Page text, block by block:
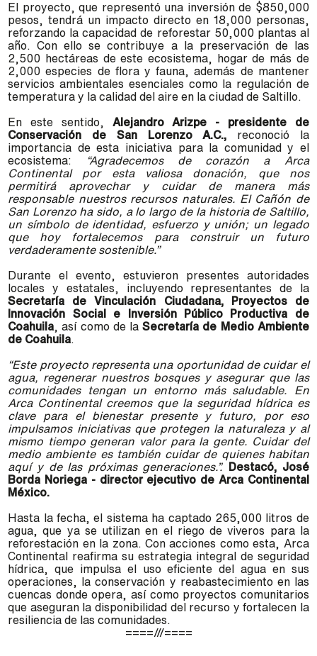
El proyecto, que representó una inversión de $850,000
pesos, tendrá un impacto directo en 18,000 personas,
reforzando la capacidad de reforestar 50,000 plantas al
año. Con ello se contribuye a la preservación de las
2,500 hectáreas de este ecosistema, hogar de más de
2,000 especies de flora y fauna, además de mantener
servicios ambientales esenciales como la regulación de
temperatura y la calidad del aire en la ciudad de Saltillo.
En este sentido, Alejandro Arizpe - presidente de
Conservación de San Lorenzo A.C., reconoció la
importancia de esta iniciativa para la comunidad y el
ecosistema:
“Agradecemos de corazón a Arca
Continental por esta valiosa donación, que nos
permitirá aprovechar y cuidar de manera más
responsable nuestros recursos naturales. El Cañón de
San Lorenzo ha sido, a lo largo de la historia de Saltillo,
un símbolo de identidad, esfuerzo y unión; un legado
que hoy fortalecemos para construir un futuro
verdaderamente sostenible.”
Durante el evento, estuvieron presentes autoridades
locales y estatales, incluyendo representantes de la
Secretaría de Vinculación Ciudadana, Proyectos de
Innovación Social e Inversión Público Productiva de
Coahuila , así como de laSecretaría de Medio Ambiente
de Coahuila
“Este proyecto representa una oportunidad de cuidar el
agua, regenerar nuestros bosques y asegurar que las
comunidades tengan un entorno más saludable. En
Arca Continental creemos que la seguridad hídrica es
clave para el bienestar presente y futuro, por eso
impulsamos iniciativas que protegen la naturaleza y al
mismo tiempo generan valor para la gente. Cuidar del
medio ambiente es también cuidar de quienes habitan
aquí y de las próximas generaciones.”. Destacó, José
Borda Noriega - director ejecutivo de Arca Continental
México.
Hasta la fecha, el sistema ha captado 265,000 litros de
agua, que ya se utilizan en el riego de viveros para la
reforestación en la zona. Con acciones como esta, Arca
Continental reafirma su estrategia integral de seguridad
hídrica, que impulsa el uso eficiente del agua en sus
operaciones, la conservación y reabastecimiento en las
cuencas donde opera, así como proyectos comunitarios
que aseguran la disponibilidad del recurso y fortalecen la
resiliencia de las comunidades.
====///====